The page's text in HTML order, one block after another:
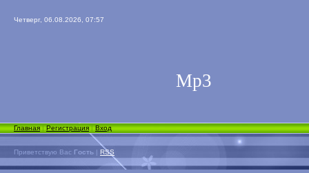
Четверг, 06.08.2026, 07:57
Мp3
Главная|Регистрация|Вход
Приветствую Вас Гость | RSS